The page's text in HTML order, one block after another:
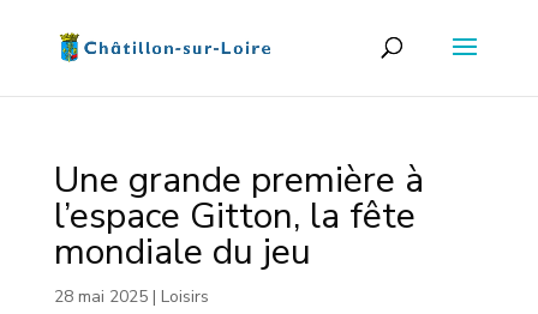
Une grande première à
l’espace Gitton, la fête
mondiale du jeu
28 mai 2025| Loisirs